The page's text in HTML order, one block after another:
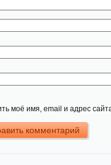
моё имя, email и адрес